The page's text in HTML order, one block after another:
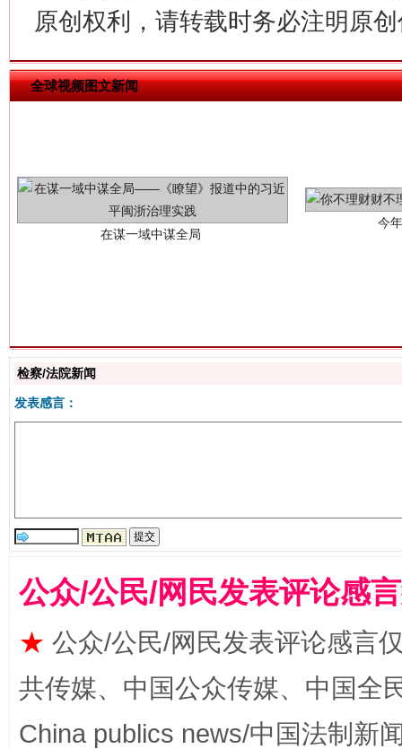
原创权利，请转载时务必注明原
全球视频图文新闻
习近平的博鳌关键词
魏明亮
“刷贴”乱象丛生
生
检察/法院新闻
发表感言：
公众/公民/网民发表评论感
★ 公众/公民/网民发表评论感言
共传媒、中国公众传媒、中国全
China publics news/中国法制新